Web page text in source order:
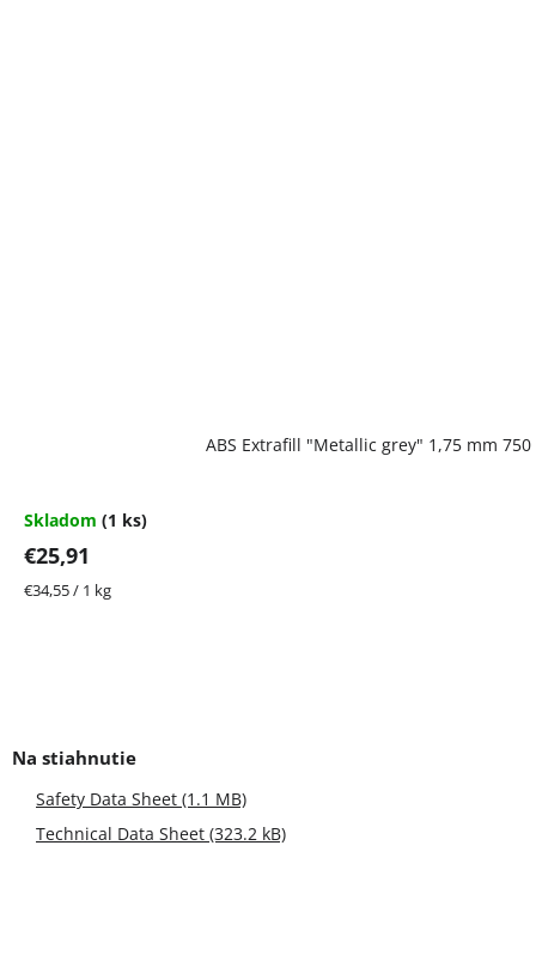
ABS Extrafill "Metallic grey" 1,75 mm
Skladom (1 ks)
€25,91
Jednotková
€34,55 / 1 kg
Safety Data Sheet (1.1 MB)
Technical Data Sheet (323.2 kB)